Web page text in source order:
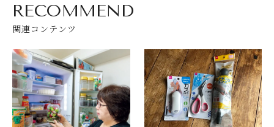
RECOMMEND
関連コンテンツ